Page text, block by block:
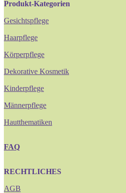
Produkt-Kategorien
Gesichtspflege
Haarpflege
Körperpflege
Dekorative Kosmetik
Kinderpflege
Männerpflege
Hautthematiken
FAQ
RECHTLICHES
AGB